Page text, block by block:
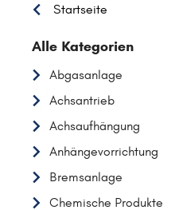
Startseite
Alle Kategorien
Abgasanlage
Achsantrieb
Achsaufhängung
Anhängevorrichtung
Bremsanlage
Chemische Produkte